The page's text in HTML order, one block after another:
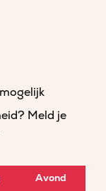
Meld je
Avond